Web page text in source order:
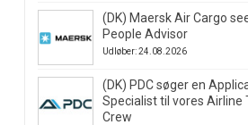
(DK) Maersk Air Cargo
People Advisor
Udløber: 24.08.2026
(DK) PDC søger en
Specialist til vores Airline
Crew